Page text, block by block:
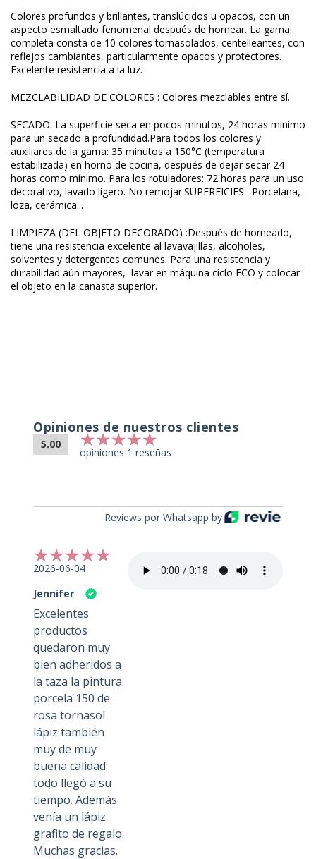
Colores profundos y brillantes, translúcidos u opacos, con un
aspecto esmaltado fenomenal después de hornear. La gama
completa consta de 10 colores tornasolados, centelleantes, con
reflejos cambiantes, particularmente opacos y protectores.
Excelente resistencia a la luz.
MEZCLABILIDAD DE COLORES : Colores mezclables entre sí.
SECADO: La superficie seca en pocos minutos, 24 horas mínimo
para un secado a profundidad.Para todos los colores y
auxiliares de la gama: 35 minutos a 150°C (temperatura
estabilizada) en horno de cocina, después de dejar secar 24
horas como mínimo. Para los rotuladores: 72 horas para un uso
decorativo, lavado ligero. No remojar.SUPERFICIES : Porcelana,
loza, cerámica...
LIMPIEZA (DEL OBJETO DECORADO) :Después de horneado,
tiene una resistencia excelente al lavavajillas, alcoholes,
solventes y detergentes comunes. Para una resistencia y
durabilidad aún mayores, lavar en máquina ciclo ECO y colocar
el objeto en la canasta superior.
Opiniones de nuestros clientes
5.00
opiniones 1 reseñas
Reviews por Whatsapp by
2026-06-04
Jennifer
Excelentes
productos
quedaron muy
bien adheridos a
la taza la pintura
porcela 150 de
rosa tornasol
lápiz también
muy de muy
buena calidad
todo llegó a su
tiempo. Además
venía un lápiz
grafito de regalo.
Muchas gracias.